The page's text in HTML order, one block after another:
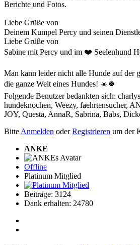
Berichte und Fotos.
Liebe Grüße von
Deinem Kumpel Percy und seinen
Liebe Grüße von
Sabine mit Percy und im ❤️ Seelenhund
Man kann leider nicht alle Hunde auf der
die ganze Welt eines Hundes! ☀️🍀
Folgende Benutzer bedankten sich:
hundeknochen, Weezy, faehrtensucher,
JOY, Questa, AnnaR, Sabrina, Babs,
Bitte Anmelden oderRegistrieren um der
ANKE
Offline
Platinum Mitglied
Beiträge: 3124
Dank erhalten: 24780